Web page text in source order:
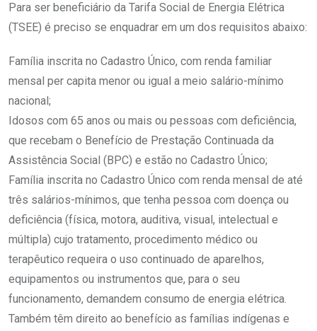
Para ser beneficiário da Tarifa Social de Energia Elétrica
(TSEE) é preciso se enquadrar em um dos requisitos abaixo:
Família inscrita no Cadastro Único, com renda familiar
mensal per capita menor ou igual a meio salário-mínimo
nacional;
Idosos com 65 anos ou mais ou pessoas com deficiência,
que recebam o Benefício de Prestação Continuada da
Assistência Social (BPC) e estão no Cadastro Único;
Família inscrita no Cadastro Único com renda mensal de até
três salários-mínimos, que tenha pessoa com doença ou
deficiência (física, motora, auditiva, visual, intelectual e
múltipla) cujo tratamento, procedimento médico ou
terapêutico requeira o uso continuado de aparelhos,
equipamentos ou instrumentos que, para o seu
funcionamento, demandem consumo de energia elétrica.
Também têm direito ao benefício as famílias indígenas e